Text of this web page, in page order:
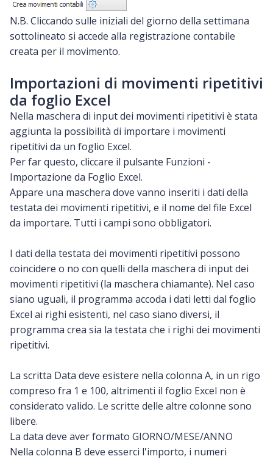
N.B. Cliccando sulle iniziali del giorno della settimana
sottolineato si accede alla registrazione contabile
creata per il movimento.
Importazioni di movimenti ripetitivi
da foglio Excel
Nella maschera di input dei movimenti ripetitivi è stata
aggiunta la possibilità di importare i movimenti
ripetitivi da un foglio Excel.
Per far questo, cliccare il pulsante Funzioni -
Importazione da Foglio Excel.
Appare una maschera dove vanno inseriti i dati della
testata dei movimenti ripetitivi, e il nome del file Excel
da importare. Tutti i campi sono obbligatori.
I dati della testata dei movimenti ripetitivi possono
coincidere o no con quelli della maschera di input dei
movimenti ripetitivi (la maschera chiamante). Nel caso
siano uguali, il programma accoda i dati letti dal foglio
Excel ai righi esistenti, nel caso siano diversi, il
programma crea sia la testata che i righi dei movimenti
ripetitivi.
La scritta Data deve esistere nella colonna A, in un rigo
compreso fra 1 e 100, altrimenti il foglio Excel non è
considerato valido. Le scritte delle altre colonne sono
libere.
La data deve aver formato GIORNO/MESE/ANNO
Nella colonna B deve esserci l'importo, i numeri